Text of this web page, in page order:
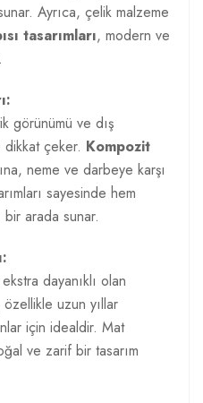
Ayrıca, çelik malzeme
tasarımları, modern ve
görünümü ve dış
çeker. Kompozit
neme ve darbeye karşı
sayesinde hem
bir arada sunar.
dayanıklı olan
özellikle uzun yıllar
için idealdir. Mat
ve zarif bir tasarım